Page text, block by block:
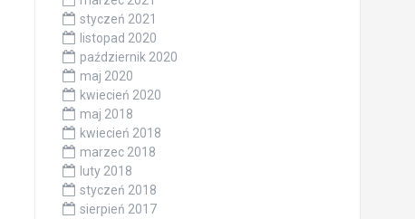
styczeń 2021
listopad 2020
październik 2020
maj 2020
kwiecień 2020
maj 2018
kwiecień 2018
marzec 2018
luty 2018
styczeń 2018
sierpień 2017